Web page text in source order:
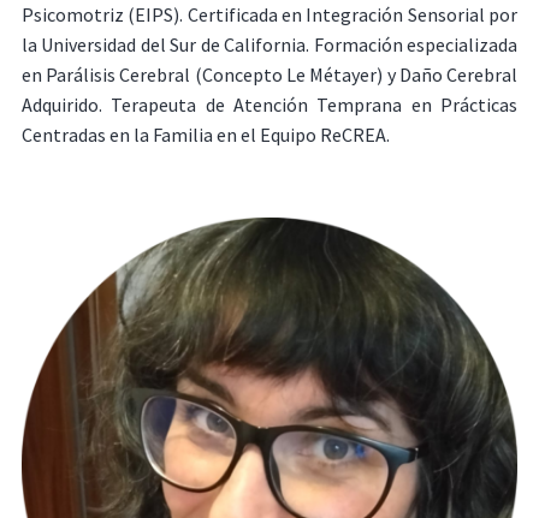
Psicomotriz (EIPS). Certificada en Integración Sensorial por
la Universidad del Sur de California. Formación especializada
en Parálisis Cerebral (Concepto Le Métayer) y Daño Cerebral
Adquirido. Terapeuta de Atención Temprana en Prácticas
Centradas en la Familia en el Equipo ReCREA.